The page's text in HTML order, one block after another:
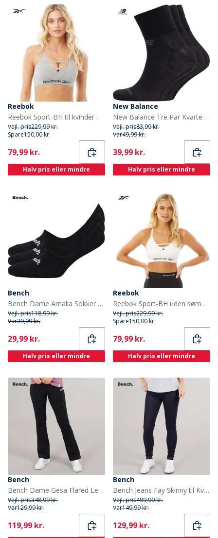
Reebok
Reebok Sport-BH til kvinder Maryna Sømløs Grå Melange
Vejl. pris229,99 kr.
Spare150,00 kr.
Current
79,99 kr.
Halv pris eller mindre
New Balance
New Balance Tre Par Kvarte Strømper Sorte
Vejl. pris83,99 kr.
Var49,99 kr.
Current
39,99 kr.
Halv pris eller mindre
Bench
Bench Dame Arnalia Sokker 3-Pak Usynlig Sort
Vejl. pris118,99 kr.
Var39,99 kr.
Current
29,99 kr.
Halv pris eller mindre
Reebok
Reebok Sport-BH uden sømme til kvinder Hvid
Vejl. pris229,99 kr.
Spare150,00 kr.
Current
79,99 kr.
Halv pris eller mindre
Bench
Bench Dame Gesa Flared Leggings Sort
Vejl. pris348,99 kr.
Var129,99 kr.
Current
119,99 kr.
Bench
Bench Jeans Fay Skinny til Kvinder Blækvaske
Vejl. pris499,99 kr.
Var149,99 kr.
Current
129,99 kr.